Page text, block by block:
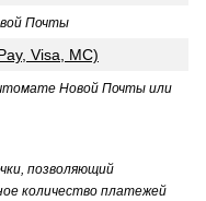
Почты
Visa, MC)
Новой Почты или
позволяющий
количество платежей